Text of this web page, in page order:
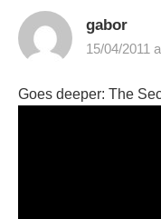
gabor
15/04/2011
Goes deeper: The